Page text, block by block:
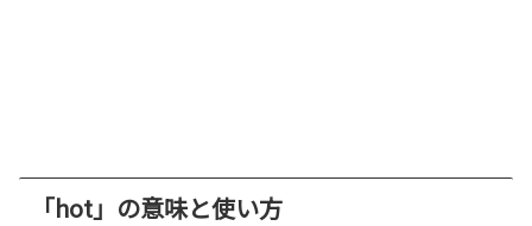
「hot」の意味と使い方